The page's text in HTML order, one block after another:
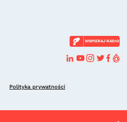
WSPIERAJ RADIO
Polityka prywatności